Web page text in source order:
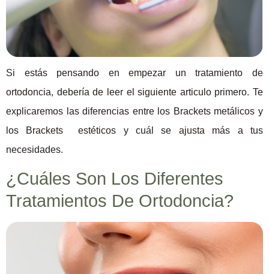
Si estás pensando en empezar un tratamiento de
ortodoncia, debería de leer el siguiente articulo primero. Te
explicaremos las diferencias entre los Brackets metálicos y
los Brackets estéticos y cuál se ajusta más a tus
necesidades.
¿Cuáles Son Los Diferentes
Tratamientos De Ortodoncia?